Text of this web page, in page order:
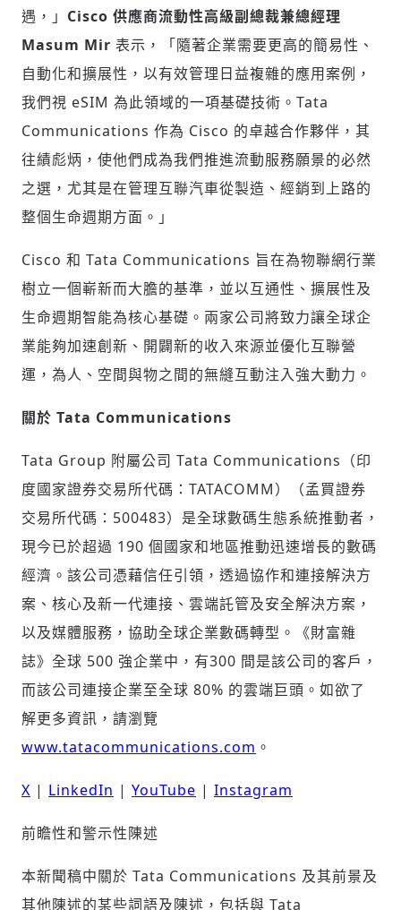
歡迎您加入《旭時報》
參與下一波全球科技革命
請輸入發送到的驗證碼
(十分鐘內有效)
驗證
遇，」 Cisco 供應商流動性高級副總裁兼總經理
Masum Mir 表示，「隨著企業需要更高的簡易性、
自動化和擴展性，以有效管理日益複雜的應用案例，
我們視 eSIM 為此領域的一項基礎技術。Tata
Communications 作為 Cisco 的卓越合作夥伴，其
往績彪炳，使他們成為我們推進流動服務願景的必然
之選，尤其是在管理互聯汽車從製造、經銷到上路的
整個生命週期方面。」
Cisco 和 Tata Communications 旨在為物聯網行業
樹立一個嶄新而大膽的基準，並以互通性、擴展性及
生命週期智能為核心基礎。兩家公司將致力讓全球企
業能夠加速創新、開闢新的收入來源並優化互聯營
運，為人、空間與物之間的無縫互動注入強大動力。
關於 Tata Communications
Tata Group 附屬公司 Tata Communications（印
度國家證券交易所代碼：TATACOMM）（孟買證券
交易所代碼：500483）是全球數碼生態系統推動者，
現今已於超過 190 個國家和地區推動迅速增長的數碼
經濟。該公司憑藉信任引領，透過協作和連接解決方
案、核心及新一代連接、雲端託管及安全解決方案，
以及媒體服務，協助全球企業數碼轉型。《財富雜
誌》全球 500 強企業中，有300 間是該公司的客戶，
而該公司連接企業至全球 80% 的雲端巨頭。如欲了
解更多資訊，請瀏覽
www.tatacommunications.com 。
X | LinkedIn | YouTube | Instagram
前瞻性和警示性陳述
本新聞稿中關於 Tata Communications 及其前景及
其他陳述的某些詞語及陳述，包括與 Tata